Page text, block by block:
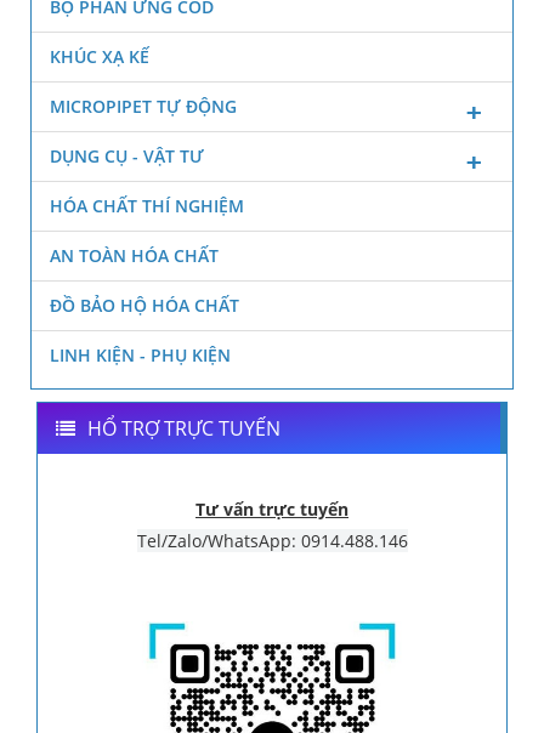
BỘ PHẢN ỨNG COD
KHÚC XẠ KẾ
MICROPIPET TỰ ĐỘNG
DỤNG CỤ - VẬT TƯ
HÓA CHẤT THÍ NGHIỆM
AN TOÀN HÓA CHẤT
ĐỒ BẢO HỘ HÓA CHẤT
LINH KIỆN - PHỤ KIỆN
HỔ TRỢ TRỰC TUYẾN
Tư vấn trực tuyến
Tel/Zalo/WhatsApp: 0914.488.146